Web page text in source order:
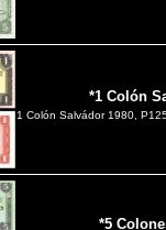
*1 Colón
1 Colón Salvádor 1980,
*5